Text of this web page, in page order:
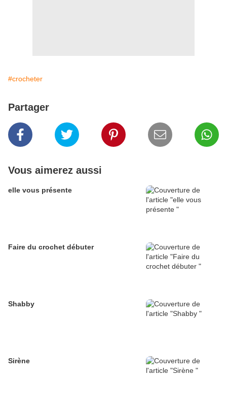
#crocheter
Partager
Vous aimerez aussi
elle vous présente
Faire du crochet débuter
Shabby
Sirène